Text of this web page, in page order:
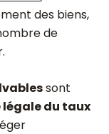
des biens,
de
sont
légale du taux